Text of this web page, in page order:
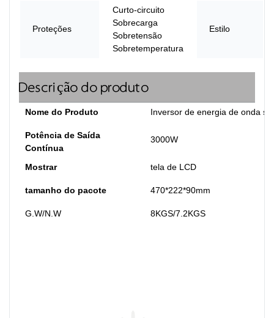
Proteções
Curto-circuito
Sobrecarga
Sobretensão
Sobretemperatura
Estilo
Descrição do produto
Nome do Produto Inversor de energia de onda
Potência de Saída
Contínua
3000W
Mostrar tela de LCD
tamanho do pacote 470*222*90mm
G.W/N.W 8KGS/7.2KGS